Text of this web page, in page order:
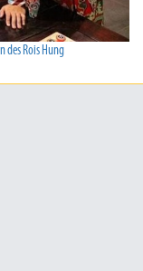
des Rois Hung